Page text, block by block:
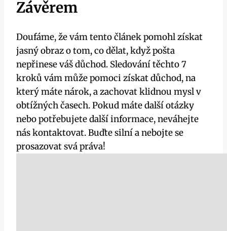
Závěrem
Doufáme, že vám tento‍ článek‍ pomohl ⁤získat
jasný obraz o tom, co dělat, když pošta
nepřinese váš důchod. Sledování těchto 7
kroků vám může pomoci získat důchod, na
který máte nárok, a zachovat ‍klidnou mysl v
obtížných časech. Pokud máte další otázky
nebo potřebujete další informace, neváhejte
nás kontaktovat. Buďte silní a nebojte se
prosazovat svá práva!